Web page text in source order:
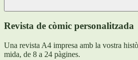
Revista de còmic personalitzada
Una revista A4 impresa amb la vostra
mida, de 8 a 24 pàgines.